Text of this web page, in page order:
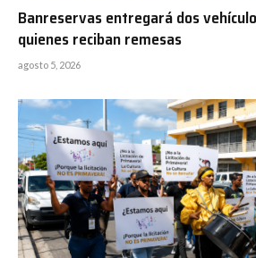
Banreservas entregará dos
quienes reciban remesas
agosto 5, 2026